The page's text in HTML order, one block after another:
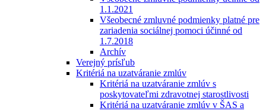
1.1.2021
Všeobecné zmluvné podmienky platné pre
zariadenia sociálnej pomoci účinné od
1.7.2018
Archív
Verejný prísľub
Kritériá na uzatváranie zmlúv
Kritériá na uzatváranie zmlúv s
poskytovateľmi zdravotnej starostlivosti
Kritériá na uzatváranie zmlúv v ŠAS a